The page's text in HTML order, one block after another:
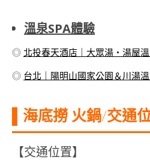
溫泉SPA體驗
◎ 北投春天酒店｜大眾湯・湯屋
◎ 台北｜陽明山國家公園＆川湯
▌海底撈 火鍋/交通
【交通位置】